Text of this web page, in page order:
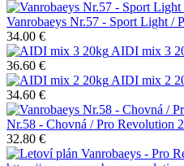
Vanrobaeys Nr.57 - Sport Light /
34.00 €
AIDI mix 3
36.60 €
AIDI mix 2
34.60 €
Nr.58 - Chovná / Pro Revolution
32.80 €